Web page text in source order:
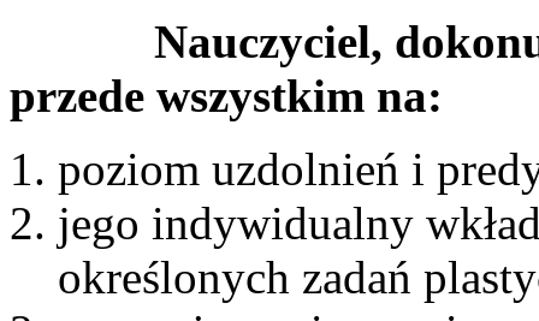
Nauczyciel,
przede wszystkim na:
poziom uzdolnień i
jego indywidualny
określonych zadań